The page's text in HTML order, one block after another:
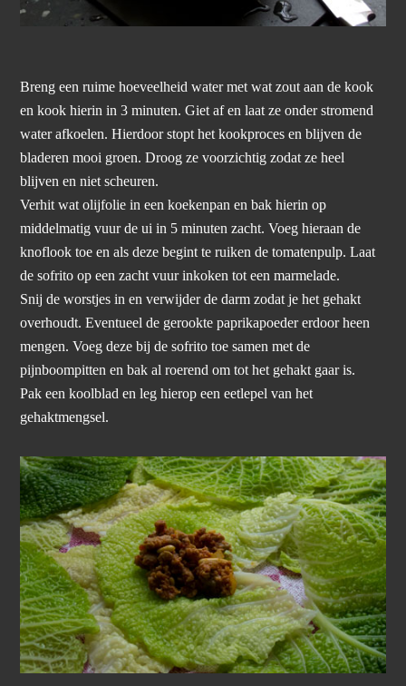
Breng een ruime hoeveelheid water met wat zout aan de kook
en kook hierin in 3 minuten. Giet af en laat ze onder stromend
water afkoelen. Hierdoor stopt het kookproces en blijven de
bladeren mooi groen. Droog ze voorzichtig zodat ze heel
blijven en niet scheuren.
Verhit wat olijfolie in een koekenpan en bak hierin op
middelmatig vuur de ui in 5 minuten zacht. Voeg hieraan de
knoflook toe en als deze begint te ruiken de tomatenpulp. Laat
de sofrito op een zacht vuur inkoken tot een marmelade.
Snij de worstjes in en verwijder de darm zodat je het gehakt
overhoudt. Eventueel de gerookte paprikapoeder erdoor heen
mengen. Voeg deze bij de sofrito toe samen met de
pijnboompitten en bak al roerend om tot het gehakt gaar is.
Pak een koolblad en leg hierop een eetlepel van het
gehaktmengsel.